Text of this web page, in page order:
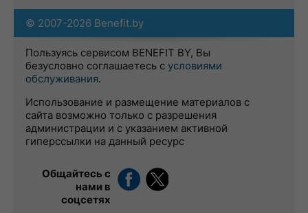
© 2007-2026 Benefit.by
Пользуясь сервисом BENEFIT BY, Вы
безусловно соглашаетесь с условиями
обслуживания.
Использование и размещение материалов с
сайта возможно только с разрешения
администрации и с указанием активной
гиперссылки на данный ресурс
Общайтесь с
нами в
соцсетях